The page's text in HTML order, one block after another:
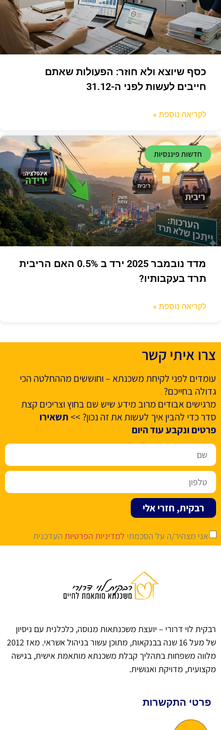
כסף שיוצא ולא חוזר: הפעולות שאתם
חייבים לעשות לפני ה-31.12
לקריאה נוספת »
חדשות פיננסיות
מדד נובמבר 2025 ירד ב 0.5% האם הריבית
תרד בעקבותיו?
לקריאה נוספת »
צרו איתי קשר
עומדים לפני לקיחת משכנתא – וחוששים מההחלטה הכי
גדולה בחייכם?
מרגישים אבודים מרוב מידע שיש שם בחוץ וצריכים קצת
סדר כדי להבין איך לעשות את זה נכון? >>תשאירו
פרטים ונקבע עוד היום
אני מצהיר/ה על הסכמתי למדיניות הפרטיות העדכנית
רבקית, חזרי אלי
רבקית לוי דרורי – יועצת משכנתאות מנוסה, כלכלנית עם ניסיון
של מעל 16 שנה בבנקאות, מתוכן עשור בניהול אשראי. מאז 2012
מלווה משפחות בתהליך קבלת משכנתא מותאמת אישית, בגישה
מקצועית, מדויקת ואנושית.
פרטי התקשרות